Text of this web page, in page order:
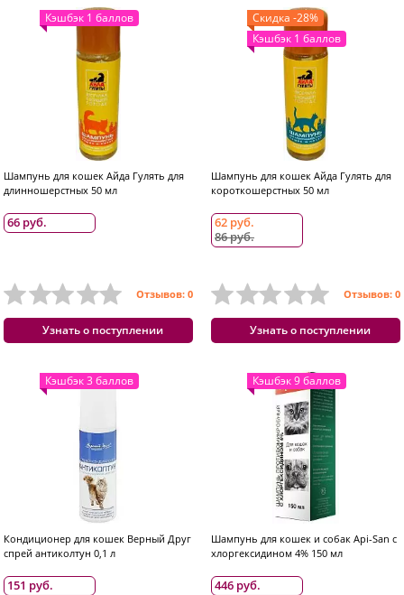
Кэшбэк 1 баллов
Шампунь для кошек Айда Гулять для
длинношерстных 50 мл
66 руб.
Отзывов: 0
Узнать о поступлении
Скидка -28%
Кэшбэк 1 баллов
Шампунь для кошек Айда Гулять для
короткошерстных 50 мл
62 руб.
86 руб.
Отзывов: 0
Узнать о поступлении
Кэшбэк 3 баллов
Кондиционер для кошек Верный Друг
спрей антиколтун 0,1 л
151 руб.
Кэшбэк 9 баллов
Шампунь для кошек и собак Api-San с
хлоргексидином 4% 150 мл
446 руб.